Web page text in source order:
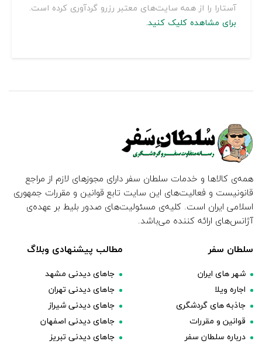
آستارا را از همه سایت‌های معتبر رزرو گردآوری کرده است.
برای مشاهده کلیک کنید.
همه‌ی کالاها و خدمات سلطان سفر دارای مجوزهای لازم از مراجع
قانونیست و فعالیت‌های این سایت تابع قوانین و مقررات جمهوری
اسلامی ایران است. کلیه‌ی مسئولیت‌های صدور بلیط بر عهده‌ی
آژانس‌های ارائه کننده می‌باشد.
سلطان سفر
شهر های ایران
اجاره ویلا
جاذبه های گردشگری
قوانین و مقررات
درباره سلطان سفر
مطالب پیشنهادی وبلاگ
جاهای دیدنی مشهد
جاهای دیدنی تهران
جاهای دیدنی شیراز
جاهای دیدنی اصفهان
جاهای دیدنی تبریز